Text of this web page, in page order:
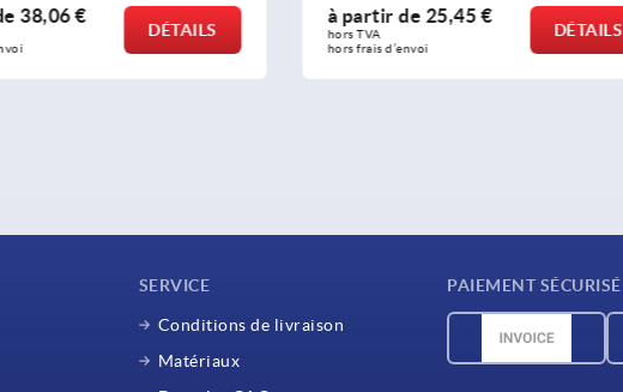
38,06 €
DÉTAILS
à partir de 25,45 €
hors TVA
hors frais d’envoi
DÉTAILS
SERVICE
Conditions de livraison
Matériaux
PAIEMENT SÉCURISÉ